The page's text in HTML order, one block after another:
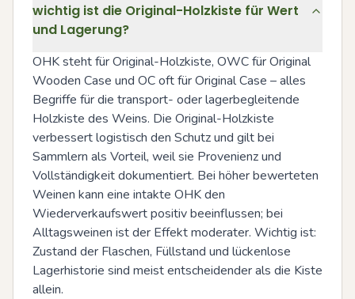
wichtig ist die Original-Holzkiste für Wert
und Lagerung?
OHK steht für Original-Holzkiste, OWC für Original
Wooden Case und OC oft für Original Case – alles
Begriffe für die transport- oder lagerbegleitende
Holzkiste des Weins. Die Original-Holzkiste
verbessert logistisch den Schutz und gilt bei
Sammlern als Vorteil, weil sie Provenienz und
Vollständigkeit dokumentiert. Bei höher bewerteten
Weinen kann eine intakte OHK den
Wiederverkaufswert positiv beeinflussen; bei
Alltagsweinen ist der Effekt moderater. Wichtig ist:
Zustand der Flaschen, Füllstand und lückenlose
Lagerhistorie sind meist entscheidender als die Kiste
allein.